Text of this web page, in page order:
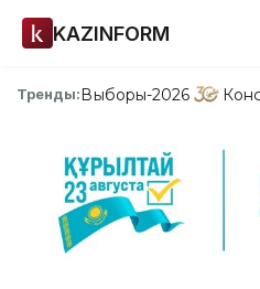
KAZINFORM
Тренды:Выборы-2026